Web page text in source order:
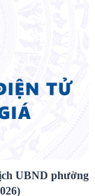
UBND phường